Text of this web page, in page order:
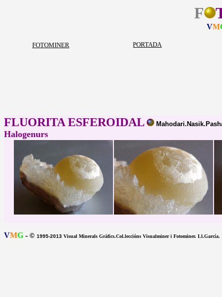
F
VM
FOTOMINER PORTADA
FLUORITA ESFEROIDAL
Halogenurs
VMG - © 1995-2013 Visual Minerals Gràfics.Col.leccións Visualminer i Fotominer.